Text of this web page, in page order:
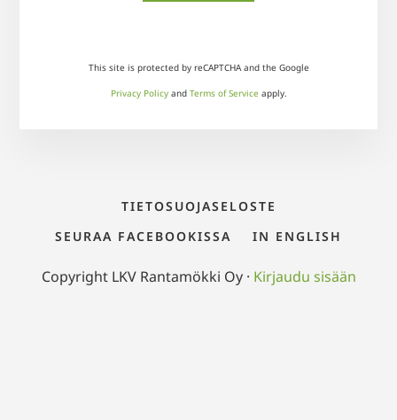
This site is protected by reCAPTCHA and the Google
Privacy Policyand Terms of Service apply.
TIETOSUOJASELOSTE
SEURAA FACEBOOKISSA
IN ENGLISH
Copyright LKV Rantamökki Oy · Kirjaudu sisään